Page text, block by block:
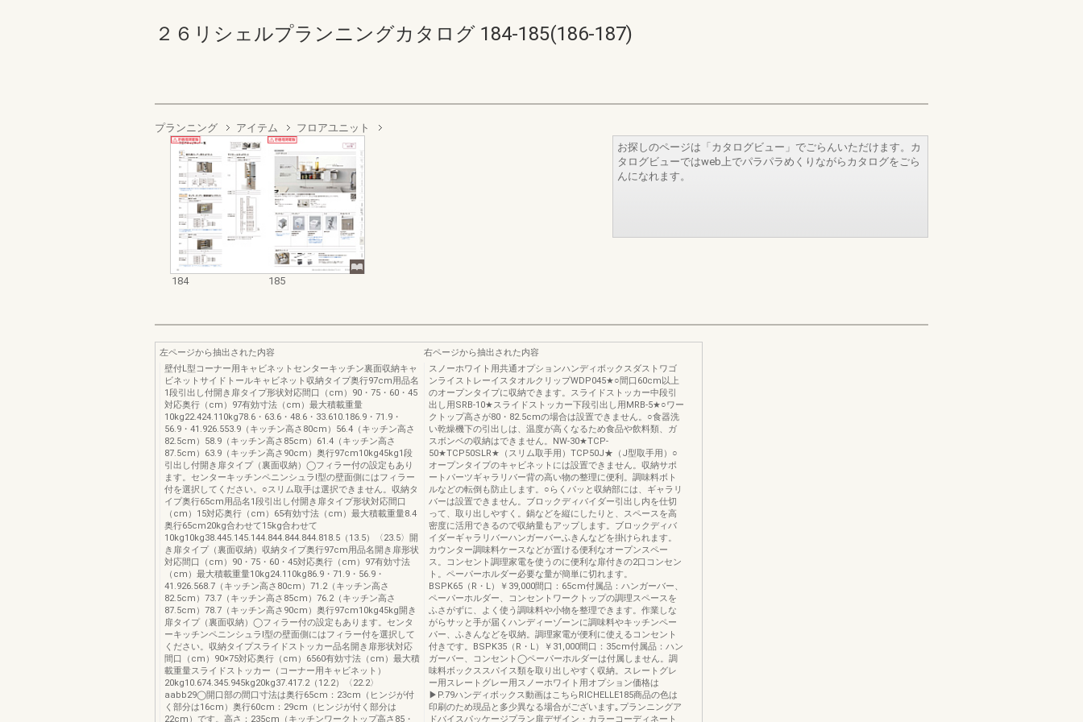
２６リシェルプランニングカタログ 184-185(186-187)
プランニング アイテム フロアユニット
184 185
お探しのページは「カタログビュー」でごらんいただけます。カ
タログビューではweb上でパラパラめくりながらカタログをごら
んになれます。
左ページから抽出された内容
壁付L型コーナー用キャビネットセンターキッチン裏面収納キャ
ビネットサイドトールキャビネット収納タイプ奥行97cm用品名
1段引出し付開き扉タイプ形状対応間口（cm）90・75・60・45
対応奥行（cm）97有効寸法（cm）最大積載重量
10kg22.424.110kg78.6・63.6・48.6・33.610.186.9・71.9・
56.9・41.926.553.9（キッチン高さ80cm）56.4（キッチン高さ
82.5cm）58.9（キッチン高さ85cm）61.4（キッチン高さ
87.5cm）63.9（キッチン高さ90cm）奥行97cm10kg45kg1段
引出し付開き扉タイプ（裏面収納）◯フィラー付の設定もあり
ます。センターキッチンペニンシュラⅠ型の壁面側にはフィラー
付を選択してください。○スリム取手は選択できません。収納タ
イプ奥行65cm用品名1段引出し付開き扉タイプ形状対応間口
（cm）15対応奥行（cm）65有効寸法（cm）最大積載重量8.4
奥行65cm20kg合わせて15kg合わせて
10kg10kg38.445.145.144.844.844.844.818.5（13.5）〈23.5〉開
き扉タイプ（裏面収納）収納タイプ奥行97cm用品名開き扉形状
対応間口（cm）90・75・60・45対応奥行（cm）97有効寸法
（cm）最大積載重量10kg24.110kg86.9・71.9・56.9・
41.926.568.7（キッチン高さ80cm）71.2（キッチン高さ
82.5cm）73.7（キッチン高さ85cm）76.2（キッチン高さ
87.5cm）78.7（キッチン高さ90cm）奥行97cm10kg45kg開き
扉タイプ（裏面収納）◯フィラー付の設定もあります。センタ
ーキッチンペニンシュラⅠ型の壁面側にはフィラー付を選択して
ください。収納タイプスライドストッカー品名開き扉形状対応
間口（cm）90×75対応奥行（cm）6560有効寸法（cm）最大積
載重量スライドストッカー（コーナー用キャビネット）
20kg10.674.345.945kg20kg37.417.2（12.2）〈22.2〉
aabb29◯開口部の間口寸法は奥行65cm：23cm（ヒンジが付
く部分は16cm）奥行60cm：29cm（ヒンジが付く部分は
22cm）です。高さ：235cm（キッチンワークトップ高さ85・
右ページから抽出された内容
スノーホワイト用共通オプションハンディボックスダストワゴ
ンライストレーイスタオルクリップWDP045★○間口60cm以上
のオープンタイプに収納できます。スライドストッカー中段引
出し用SRB-10★スライドストッカー下段引出し用MRB-5★○ワー
クトップ高さが80・82.5cmの場合は設置できません。○食器洗
い乾燥機下の引出しは、温度が高くなるため食品や飲料類、ガ
スボンベの収納はできません。NW-30★TCP-
50★TCP50SLR★（スリム取手用）TCP50J★（J型取手用）○
オープンタイプのキャビネットには設置できません。収納サポ
ートパーツギャラリバー背の高い物の整理に便利。調味料ボト
ルなどの転倒も防止します。○らくパッと収納部には、ギャラリ
バーは設置できません。ブロックディバイダー引出し内を仕切
って、取り出しやすく。鍋などを縦にしたりと、スペースを高
密度に活用できるので収納量もアップします。ブロックディバ
イダーギャラリバーハンガーバーふきんなどを掛けられます。
カウンター調味料ケースなどが置ける便利なオープンスペー
ス。コンセント調理家電を使うのに便利な扉付きの2口コンセン
ト。ペーパーホルダー必要な量が簡単に切れます。
BSPK65（R・L）￥39,000間口：65cm付属品：ハンガーバー、
ペーパーホルダー、コンセントワークトップの調理スペースを
ふさがずに、よく使う調味料や小物を整理できます。作業しな
がらサッと手が届くハンディーゾーンに調味料やキッチンペー
パー、ふきんなどを収納。調理家電が便利に使えるコンセント
付きです。BSPK35（R・L）￥31,000間口：35cm付属品：ハン
ガーバー、コンセント◯ペーパーホルダーは付属しません。調
味料ボックススパイス類を取り出しやすく収納。スレートグレ
ー用スレートグレー用スノーホワイト用オプション価格は
▶P.79ハンディボックス動画はこちらRICHELLE185商品の色は
印刷のため現品と多少異なる場合がございます｡プランニングア
ドバイスパッケージプラン扉デザイン・カラーコーディネート